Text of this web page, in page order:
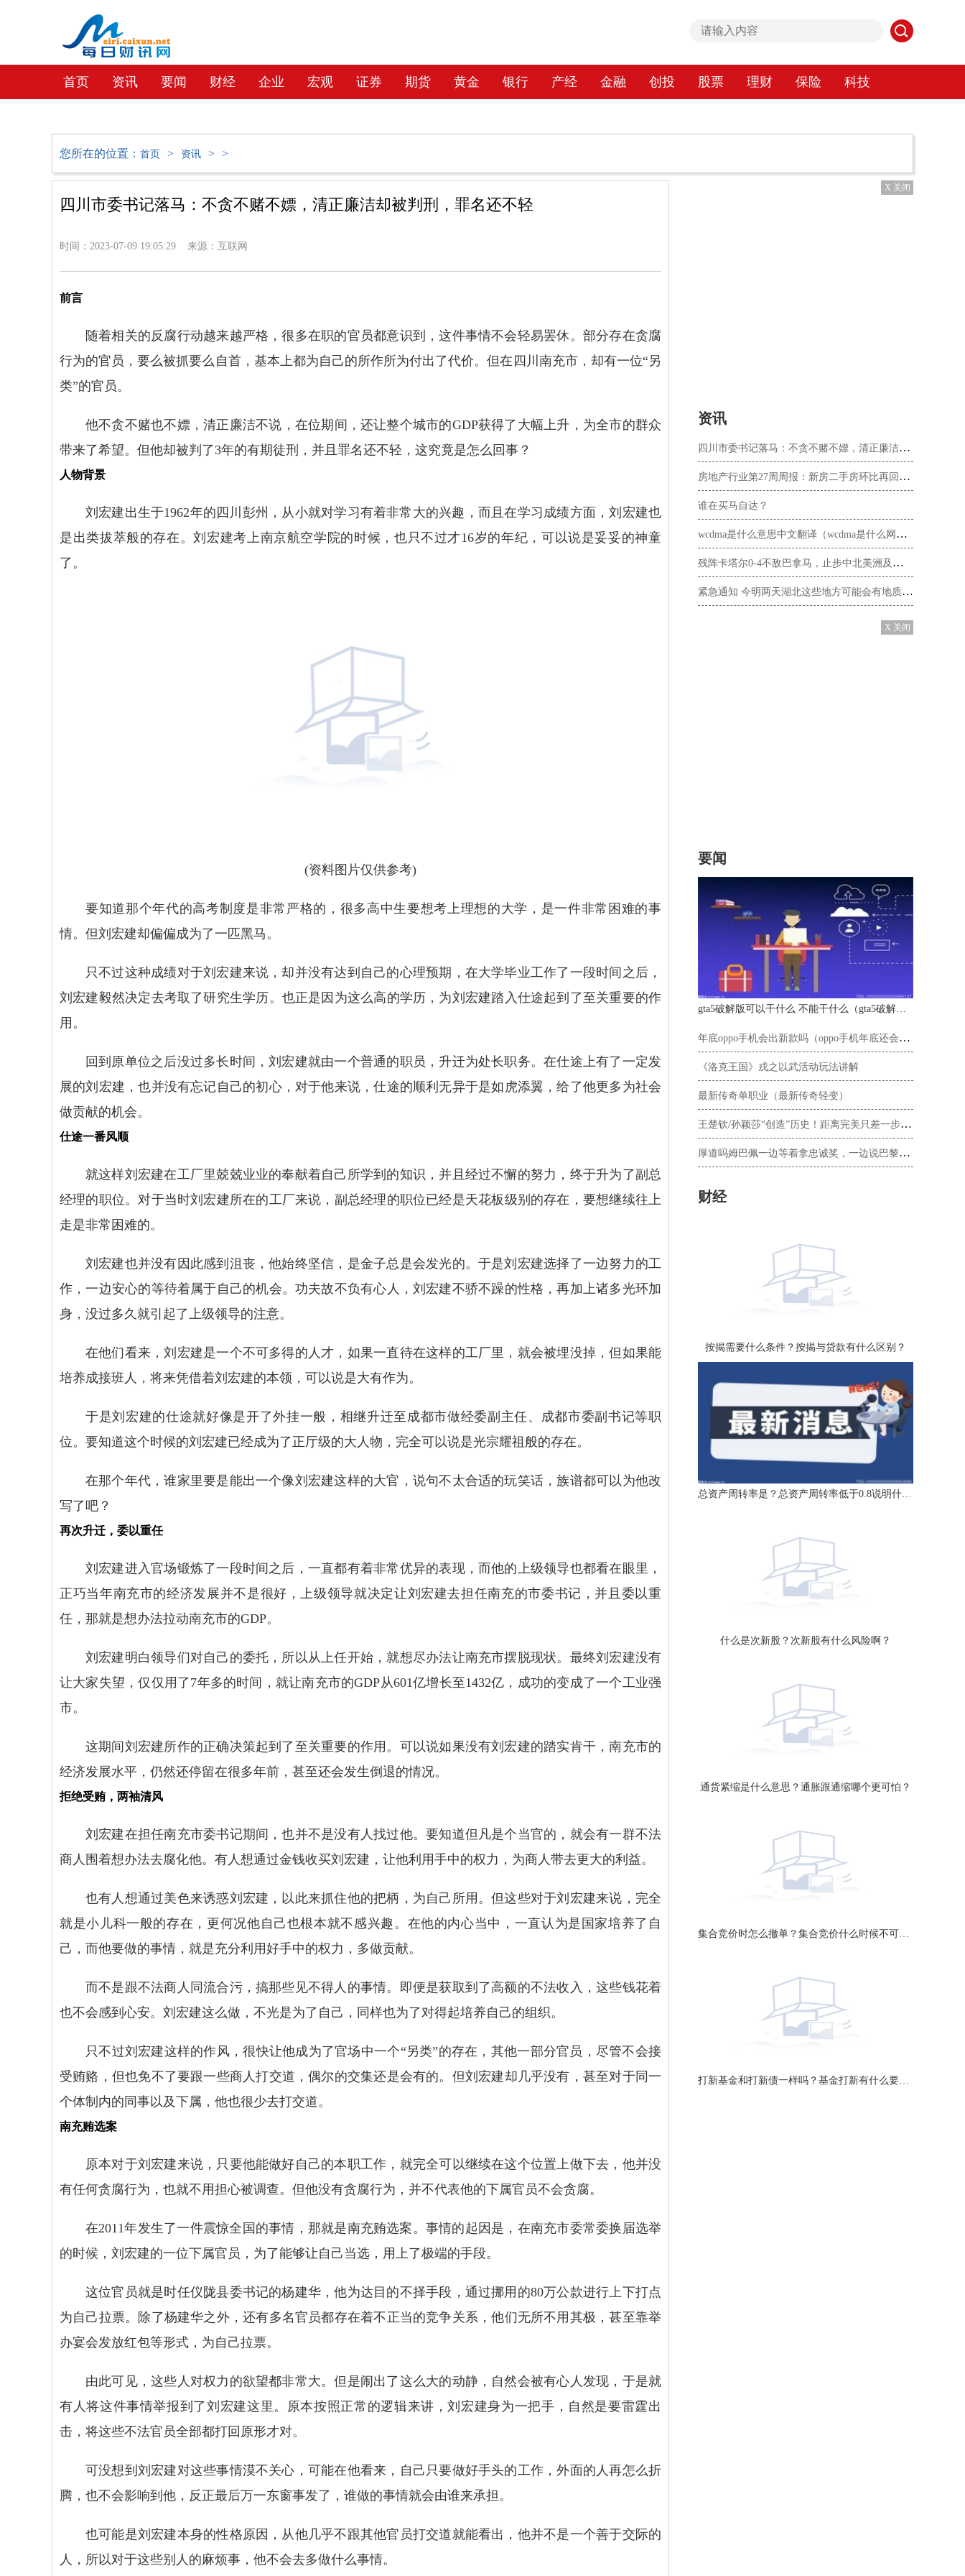
首页 资讯 要闻 财经 企业 宏观 证券 期货 黄金 银行 产经 金融 创投 股票 理财 保险 科技
您所在的位置： 首页 > 资讯 >
>
四川市委书记落马：不贪不赌不嫖，清正廉洁却被判刑，罪名还不轻
时间：2023-07-09 19:05:29 来源：互联网
前言
随着相关的反腐行动越来越严格，很多在职的官员都意识到，这件事情不会轻易罢休。部分存在贪腐
行为的官员，要么被抓要么自首，基本上都为自己的所作所为付出了代价。但在四川南充市，却有一位“另
类”的官员。
他不贪不赌也不嫖，清正廉洁不说，在位期间，还让整个城市的GDP获得了大幅上升，为全市的群众
带来了希望。但他却被判了3年的有期徒刑，并且罪名还不轻，这究竟是怎么回事？
人物背景
刘宏建出生于1962年的四川彭州，从小就对学习有着非常大的兴趣，而且在学习成绩方面，刘宏建也
是出类拔萃般的存在。刘宏建考上南京航空学院的时候，也只不过才16岁的年纪，可以说是妥妥的神童
了。
(资料图片仅供参考)
要知道那个年代的高考制度是非常严格的，很多高中生要想考上理想的大学，是一件非常困难的事
情。但刘宏建却偏偏成为了一匹黑马。
只不过这种成绩对于刘宏建来说，却并没有达到自己的心理预期，在大学毕业工作了一段时间之后，
刘宏建毅然决定去考取了研究生学历。也正是因为这么高的学历，为刘宏建踏入仕途起到了至关重要的作
用。
回到原单位之后没过多长时间，刘宏建就由一个普通的职员，升迁为处长职务。在仕途上有了一定发
展的刘宏建，也并没有忘记自己的初心，对于他来说，仕途的顺利无异于是如虎添翼，给了他更多为社会
做贡献的机会。
仕途一番风顺
就这样刘宏建在工厂里兢兢业业的奉献着自己所学到的知识，并且经过不懈的努力，终于升为了副总
经理的职位。对于当时刘宏建所在的工厂来说，副总经理的职位已经是天花板级别的存在，要想继续往上
走是非常困难的。
刘宏建也并没有因此感到沮丧，他始终坚信，是金子总是会发光的。于是刘宏建选择了一边努力的工
作，一边安心的等待着属于自己的机会。功夫故不负有心人，刘宏建不骄不躁的性格，再加上诸多光环加
身，没过多久就引起了上级领导的注意。
在他们看来，刘宏建是一个不可多得的人才，如果一直待在这样的工厂里，就会被埋没掉，但如果能
培养成接班人，将来凭借着刘宏建的本领，可以说是大有作为。
于是刘宏建的仕途就好像是开了外挂一般，相继升迁至成都市做经委副主任、成都市委副书记等职
位。要知道这个时候的刘宏建已经成为了正厅级的大人物，完全可以说是光宗耀祖般的存在。
在那个年代，谁家里要是能出一个像刘宏建这样的大官，说句不太合适的玩笑话，族谱都可以为他改
写了吧？
再次升迁，委以重任
刘宏建进入官场锻炼了一段时间之后，一直都有着非常优异的表现，而他的上级领导也都看在眼里，
正巧当年南充市的经济发展并不是很好，上级领导就决定让刘宏建去担任南充的市委书记，并且委以重
任，那就是想办法拉动南充市的GDP。
刘宏建明白领导们对自己的委托，所以从上任开始，就想尽办法让南充市摆脱现状。最终刘宏建没有
让大家失望，仅仅用了7年多的时间，就让南充市的GDP从601亿增长至1432亿，成功的变成了一个工业强
市。
这期间刘宏建所作的正确决策起到了至关重要的作用。可以说如果没有刘宏建的踏实肯干，南充市的
经济发展水平，仍然还停留在很多年前，甚至还会发生倒退的情况。
拒绝受贿，两袖清风
刘宏建在担任南充市委书记期间，也并不是没有人找过他。要知道但凡是个当官的，就会有一群不法
商人围着想办法去腐化他。有人想通过金钱收买刘宏建，让他利用手中的权力，为商人带去更大的利益。
也有人想通过美色来诱惑刘宏建，以此来抓住他的把柄，为自己所用。但这些对于刘宏建来说，完全
就是小儿科一般的存在，更何况他自己也根本就不感兴趣。在他的内心当中，一直认为是国家培养了自
己，而他要做的事情，就是充分利用好手中的权力，多做贡献。
而不是跟不法商人同流合污，搞那些见不得人的事情。即便是获取到了高额的不法收入，这些钱花着
也不会感到心安。刘宏建这么做，不光是为了自己，同样也为了对得起培养自己的组织。
只不过刘宏建这样的作风，很快让他成为了官场中一个“另类”的存在，其他一部分官员，尽管不会接
受贿赂，但也免不了要跟一些商人打交道，偶尔的交集还是会有的。但刘宏建却几乎没有，甚至对于同一
个体制内的同事以及下属，他也很少去打交道。
南充贿选案
原本对于刘宏建来说，只要他能做好自己的本职工作，就完全可以继续在这个位置上做下去，他并没
有任何贪腐行为，也就不用担心被调查。但他没有贪腐行为，并不代表他的下属官员不会贪腐。
在2011年发生了一件震惊全国的事情，那就是南充贿选案。事情的起因是，在南充市委常委换届选举
的时候，刘宏建的一位下属官员，为了能够让自己当选，用上了极端的手段。
这位官员就是时任仪陇县委书记的杨建华，他为达目的不择手段，通过挪用的80万公款进行上下打点
为自己拉票。除了杨建华之外，还有多名官员都存在着不正当的竞争关系，他们无所不用其极，甚至靠举
办宴会发放红包等形式，为自己拉票。
由此可见，这些人对权力的欲望都非常大。但是闹出了这么大的动静，自然会被有心人发现，于是就
有人将这件事情举报到了刘宏建这里。原本按照正常的逻辑来讲，刘宏建身为一把手，自然是要雷霆出
击，将这些不法官员全部都打回原形才对。
可没想到刘宏建对这些事情漠不关心，可能在他看来，自己只要做好手头的工作，外面的人再怎么折
腾，也不会影响到他，反正最后万一东窗事发了，谁做的事情就会由谁来承担。
也可能是刘宏建本身的性格原因，从他几乎不跟其他官员打交道就能看出，他并不是一个善于交际的
人，所以对于这些别人的麻烦事，他不会去多做什么事情。
X 关闭
资讯
四川市委书记落马：不贪不赌不嫖，清正廉洁却被判刑，罪名还不轻
房地产行业第27周周报：新房二手房环比再回落，各地放松政策仍在持续
谁在买马自达？
wcdma是什么意思中文翻译（wcdma是什么网络）
残阵卡塔尔0-4不敌巴拿马，止步中北美洲及加勒比金杯赛八强
紧急通知 今明两天湖北这些地方可能会有地质灾害发生
X 关闭
要闻
gta5破解版可以干什么 不能干什么（gta5破解版能买房子吗）
年底oppo手机会出新款吗（oppo手机年底还会有新款吗）
《洛克王国》戎之以武活动玩法讲解
最新传奇单职业（最新传奇轻变）
王楚钦/孙颖莎“创造”历史！距离完美只差一步，或填补国乒空白
厚道吗姆巴佩一边等着拿忠诚奖，一边说巴黎分裂
财经
按揭需要什么条件？按揭与贷款有什么区别？
总资产周转率是？总资产周转率低于0.8说明什么？
什么是次新股？次新股有什么风险啊？
通货紧缩是什么意思？通胀跟通缩哪个更可怕？
集合竞价时怎么撤单？集合竞价什么时候不可以撤单？
打新基金和打新债一样吗？基金打新有什么要求？